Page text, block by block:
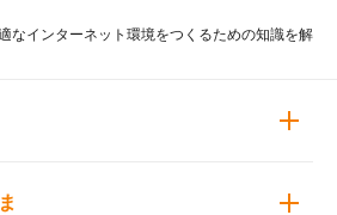
なインターネット環境をつくるための知識を解